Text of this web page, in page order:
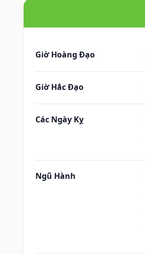
Giờ Hoàng Đạo
Giờ Hắc Đạo
Các Ngày Kỵ
Ngũ Hành